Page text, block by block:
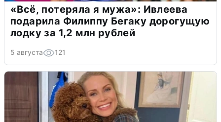
«Всё, потеряла я мужа»: Ивлеева
подарила Филиппу Бегаку дорогущую
лодку за 1,2 млн рублей
5 августа 121